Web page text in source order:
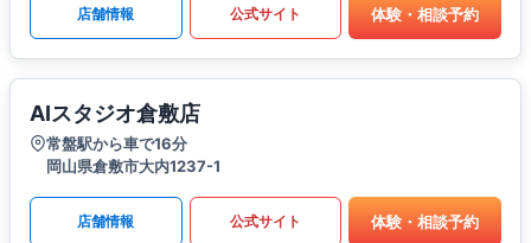
店舗情報 公式サイト 体験・相談予約
AIスタジオ倉敷店
常盤駅から車で16分
岡山県倉敷市大内1237-1
店舗情報 公式サイト 体験・相談予約